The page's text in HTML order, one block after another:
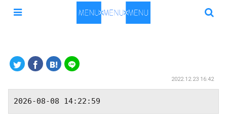
2022.12.23 16:42
2026-08-08 14:22:59